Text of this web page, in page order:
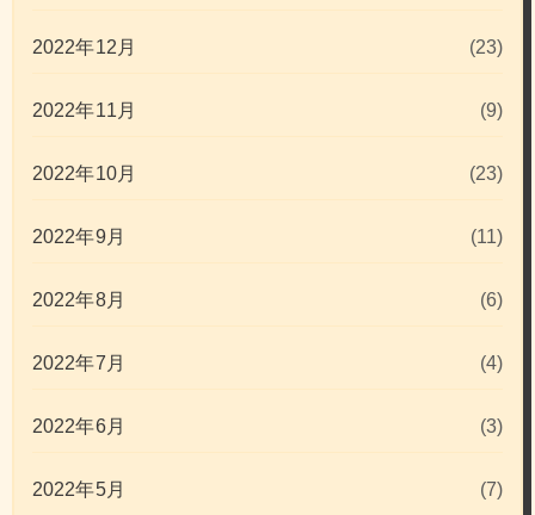
2022年12月 (23)
2022年11月 (9)
2022年10月 (23)
2022年9月 (11)
2022年8月 (6)
2022年7月 (4)
2022年6月 (3)
2022年5月 (7)